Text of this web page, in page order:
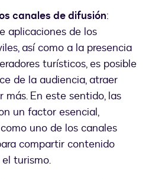
canales de difusión:
aplicaciones de los
así como a la presencia
turísticos, es posible
de la audiencia, atraer
más. En este sentido, las
un factor esencial,
uno de los canales
compartir contenido
turismo.